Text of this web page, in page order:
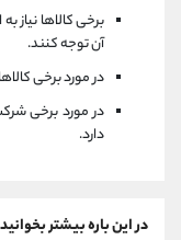
برخی کالاها نیاز
آن توجه کنند.
در مورد برخی
در مورد برخی
دارد.
در این باره بیشتر بخوانید